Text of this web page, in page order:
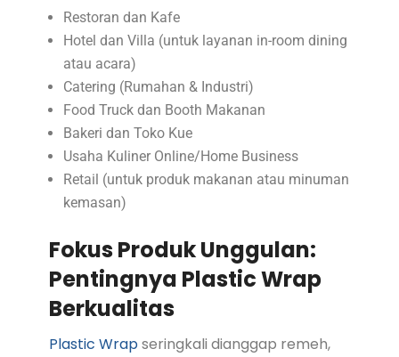
Restoran dan Kafe
Hotel dan Villa (untuk layanan in-room dining
atau acara)
Catering (Rumahan & Industri)
Food Truck dan Booth Makanan
Bakeri dan Toko Kue
Usaha Kuliner Online/Home Business
Retail (untuk produk makanan atau minuman
kemasan)
Fokus Produk Unggulan:
Pentingnya Plastic Wrap
Berkualitas
Plastic Wrapseringkali dianggap remeh,